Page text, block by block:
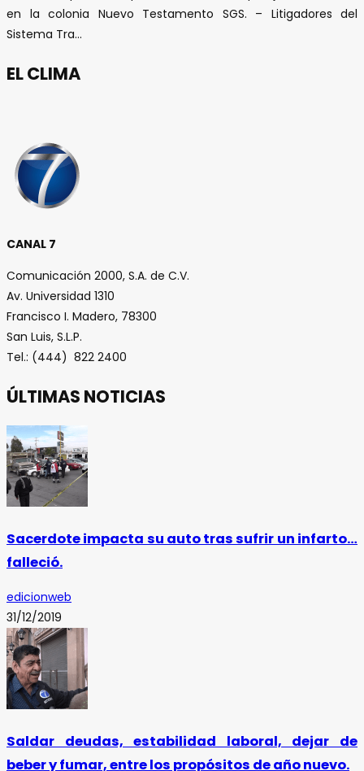
en la colonia Nuevo Testamento SGS. – Litigadores del
Sistema Tra...
EL CLIMA
CANAL 7
Comunicación 2000, S.A. de C.V.
Av. Universidad 1310
Francisco I. Madero, 78300
San Luis, S.L.P.
Tel.: (444) 822 2400
ÚLTIMAS NOTICIAS
Sacerdote impacta su auto tras sufrir un infarto…
falleció.
edicionweb
31/12/2019
Saldar deudas, estabilidad laboral, dejar de
beber y fumar, entre los propósitos de año nuevo.